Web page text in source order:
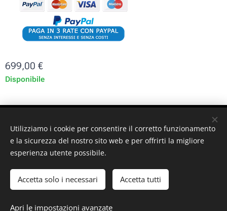
699,00 €
Disponibile
Aggiungi al carrello
10128 - Torino (TO) - P. iva: 10161030019
© 2024 ST-GARAGE All Rights Reserved
Cookies
Utilizziamo i cookie per consentire il corretto funzionamento
e la sicurezza del nostro sito web e per offrirti la migliore
esperienza utente possibile.
Accetta solo i necessari Accetta tutti
Apri le impostazioni avanzate